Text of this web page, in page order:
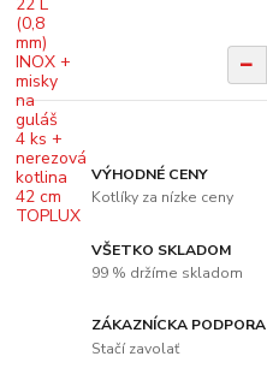
VÝHODNÉ CENY
Kotlíky za nízke ceny
VŠETKO SKLADOM
99 % držíme skladom
ZÁKAZNÍCKA PODPORA
Stačí zavolať